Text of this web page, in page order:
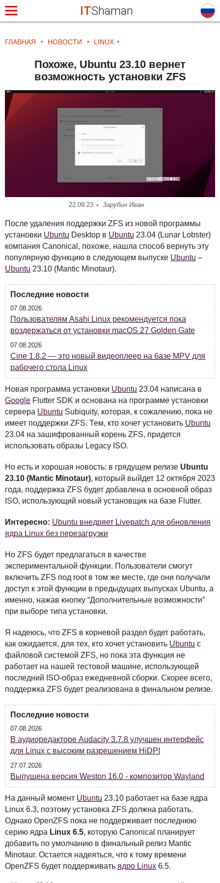
ITShaman
ГЛАВНАЯ НОВОСТИ LINUX
Похоже, Ubuntu 23.10 вернет
возможность установки ZFS
22.09.23 Зарубин Иван
После удаления поддержки ZFS из новой программы
установки Ubuntu Desktop в Ubuntu 23.04 (Lunar Lobster)
компания Canonical, похоже, нашла способ вернуть эту
популярную функцию в следующем выпуске Ubuntu –
Ubuntu 23.10 (Mantic Minotaur).
Последние новости
07.08.2026
Пользователям Asahi Linux рекомендуется пока
воздержаться от установки macOS 27 Golden Gate
07.08.2026
Cine 1.8.2 — это новый видеоплеер на базе MPV для
рабочего стола Linux
Новая программа установки Ubuntu 23.04 написана в
Google Flutter SDK и основана на программе установки
сервера Ubuntu Subiquity, которая, к сожалению, пока не
имеет поддержки ZFS. Тем, кто хочет установить Ubuntu
23.04 на зашифрованный корень ZFS, придется
использовать образы Legacy ISO.
Но есть и хорошая новость: в грядущем релизе Ubuntu
23.10 (Mantic Minotaur), который выйдет 12 октября 2023
года, поддержка ZFS будет добавлена в основной образ
ISO, использующий новый установщик на базе Flutter.
Интересно: Ubuntu внедряет Livepatch для обновления
ядра Linux без перезагрузки
Но ZFS будет предлагаться в качестве
экспериментальной функции. Пользователи смогут
включить ZFS под root в том же месте, где они получали
доступ к этой функции в предыдущих выпусках Ubuntu, а
именно, нажав кнопку “Дополнительные возможности”
при выборе типа установки.
Я надеюсь, что ZFS в корневой раздел будет работать,
как ожидается, для тех, кто хочет установить Ubuntu с
файловой системой ZFS, но пока эта функция не
работает на нашей тестовой машине, использующей
последний ISO-образ ежедневной сборки. Скорее всего,
поддержка ZFS будет реализована в финальном релизе.
Последние новости
07.08.2026
В аудиоредакторе Audacity 3.7.8 улучшен интерфейс
для Linux с высоким разрешением HiDPI
27.07.2026
Выпущена версия Weston 16.0 - композитор Wayland
На данный момент Ubuntu 23.10 работает на базе ядра
Linux 6.3, поэтому установка ZFS должна работать.
Однако OpenZFS пока не поддерживает последнюю
серию ядра Linux 6.5, которую Canonical планирует
добавить по умолчанию в финальный релиз Mantic
Minotaur. Остается надеяться, что к тому времени
OpenZFS будет поддерживать ядро Linux 6.5.